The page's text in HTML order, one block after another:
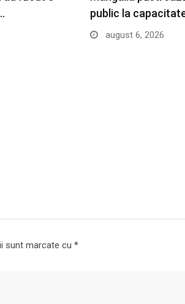
public la
august 6, 2026
sunt marcate cu *